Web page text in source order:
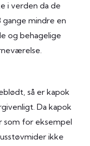
i verden da de
gange mindre en
og behagelige
så er kapok
Da kapok
som for eksempel
ikke